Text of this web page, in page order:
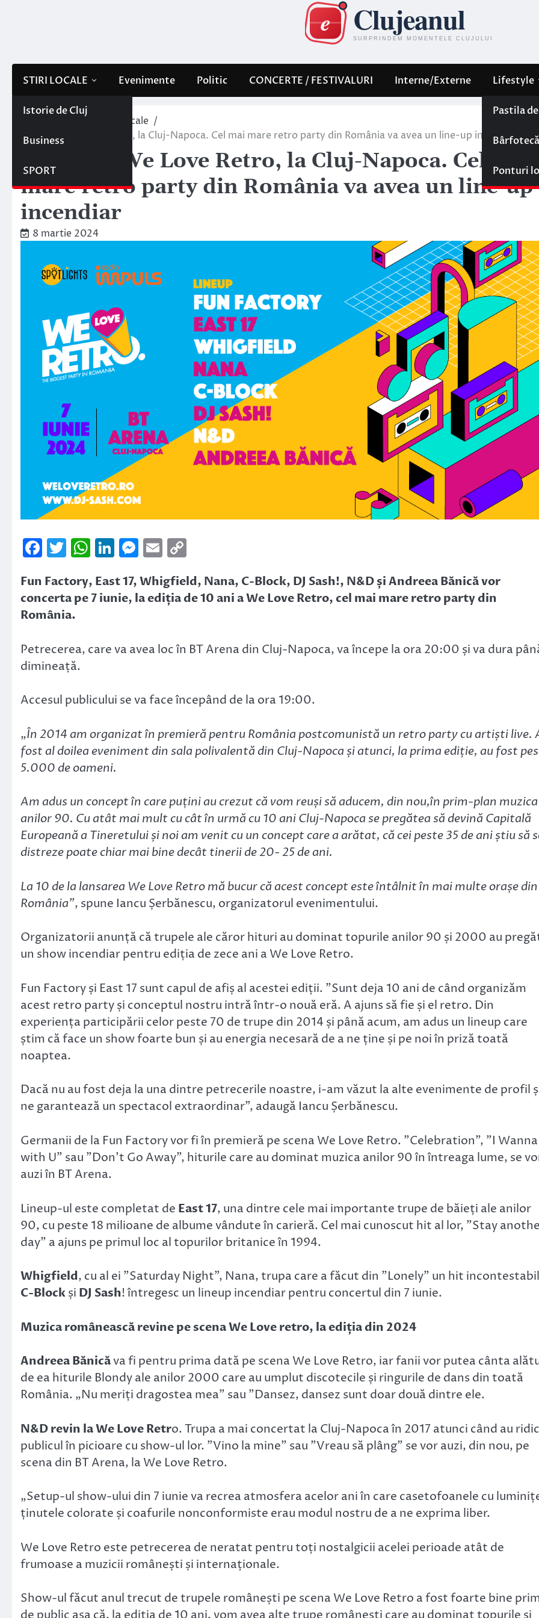
STIRI LOCALE
Istorie de Cluj
Business
SPORT
Evenimente Politic CONCERTE / FESTIVALURI Interne/Externe Lifestyle
Pastila
Bârfotecă
Ponturi
Evenimente locale
10 ani de We Love Retro, la Cluj-Napoca. Cel mai mare retro party din România va avea un line-up incendiar
10 ani de We Love Retro, la Cluj-Napoca. Cel mai
mare retro party din România va avea un line-up
incendiar
8 martie 2024
Facebook
Twitter
WhatsApp
LinkedIn
Messenger
Email
Fun Factory, East 17, Whigfield, Nana, C-Block, DJ Sash!, N&D și Andreea Bănică vor
concerta pe 7 iunie, la ediția de 10 ani a We Love Retro, cel mai mare retro party din
România.
Petrecerea, care va avea loc în BT Arena din Cluj-Napoca, va începe la ora 20:00 și va dura
dimineață.
Accesul publicului se va face începând de la ora 19:00.
„În 2014 am organizat în premieră pentru România postcomunistă un retro party cu artiști live.
fost al doilea eveniment din sala polivalentă din Cluj-Napoca și atunci, la prima ediție, au fost
5.000 de oameni.
Am adus un concept în care puțini au crezut că vom reuși să aducem, din nou,în prim-plan muzica
anilor 90. Cu atât mai mult cu cât în urmă cu 10 ani Cluj-Napoca se pregătea să devină Capitală
Europeană a Tineretului și noi am venit cu un concept care a arătat, că cei peste 35 de ani știu să
distreze poate chiar mai bine decât tinerii de 20- 25 de ani.
La 10 de la lansarea We Love Retro mă bucur că acest concept este întâlnit în mai multe orașe din
România”, spune Iancu Șerbănescu, organizatorul evenimentului.
Organizatorii anunță că trupele ale căror hituri au dominat topurile anilor 90 și 2000 au
un show incendiar pentru ediția de zece ani a We Love Retro.
Fun Factory și East 17 sunt capul de afiș al acestei ediții. ”Sunt deja 10 ani de când organizăm
acest retro party și conceptul nostru intră într-o nouă eră. A ajuns să fie și el retro. Din
experiența participării celor peste 70 de trupe din 2014 și până acum, am adus un lineup care
știm că face un show foarte bun și au energia necesară de a ne ține și pe noi în priză toată
noaptea.
Dacă nu au fost deja la una dintre petrecerile noastre, i-am văzut la alte evenimente de profil
ne garantează un spectacol extraordinar”, adaugă Iancu Șerbănescu.
Germanii de la Fun Factory vor fi în premieră pe scena We Love Retro. ”Celebration”, ”I Wanna
with U” sau ”Don’t Go Away”, hiturile care au dominat muzica anilor 90 în întreaga lume, se
auzi în BT Arena.
Lineup-ul este completat de East 17, una dintre cele mai importante trupe de băieți ale anilor
90, cu peste 18 milioane de albume vândute în carieră. Cel mai cunoscut hit al lor, ”Stay
day” a ajuns pe primul loc al topurilor britanice în 1994.
Whigfield, cu al ei ”Saturday Night”, Nana, trupa care a făcut din ”Lonely” un hit
C-Blockși DJ Sash! întregesc un lineup incendiar pentru concertul din 7 iunie.
Muzica românească revine pe scena We Love retro, la ediția din 2024
Andreea Bănicăva fi pentru prima dată pe scena We Love Retro, iar fanii vor putea cânta
de ea hiturile Blondy ale anilor 2000 care au umplut discotecile și ringurile de dans din toată
România. „Nu meriți dragostea mea” sau ”Dansez, dansez sunt doar două dintre ele.
N&D revin la We Love Retro. Trupa a mai concertat la Cluj-Napoca în 2017 atunci când au
publicul în picioare cu show-ul lor. ”Vino la mine” sau ”Vreau să plâng” se vor auzi, din nou, pe
scena din BT Arena, la We Love Retro.
„Setup-ul show-ului din 7 iunie va recrea atmosfera acelor ani în care casetofoanele cu
ținutele colorate și coafurile nonconformiste erau modul nostru de a ne exprima liber.
We Love Retro este petrecerea de neratat pentru toți nostalgicii acelei perioade atât de
frumoase a muzicii românești și internaționale.
Show-ul făcut anul trecut de trupele românești pe scena We Love Retro a fost foarte bine